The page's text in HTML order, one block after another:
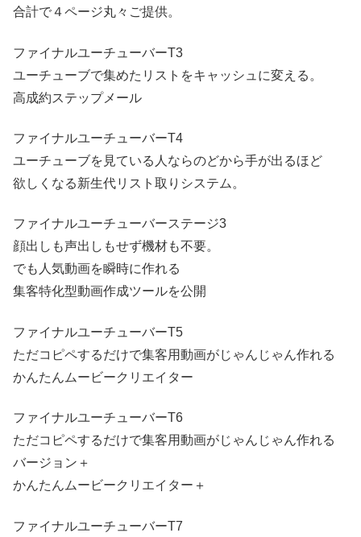
合計で４ページ丸々ご提供。
ファイナルユーチューバーT3
ユーチューブで集めたリストをキャッシュに変える。
高成約ステップメール
ファイナルユーチューバーT4
ユーチューブを見ている人ならのどから手が出るほど
欲しくなる新生代リスト取りシステム。
ファイナルユーチューバーステージ3
顔出しも声出しもせず機材も不要。
でも人気動画を瞬時に作れる
集客特化型動画作成ツールを公開
ファイナルユーチューバーT5
ただコピペするだけで集客用動画がじゃんじゃん作れる
かんたんムービークリエイター
ファイナルユーチューバーT6
ただコピペするだけで集客用動画がじゃんじゃん作れる
バージョン＋
かんたんムービークリエイター＋
ファイナルユーチューバーT7